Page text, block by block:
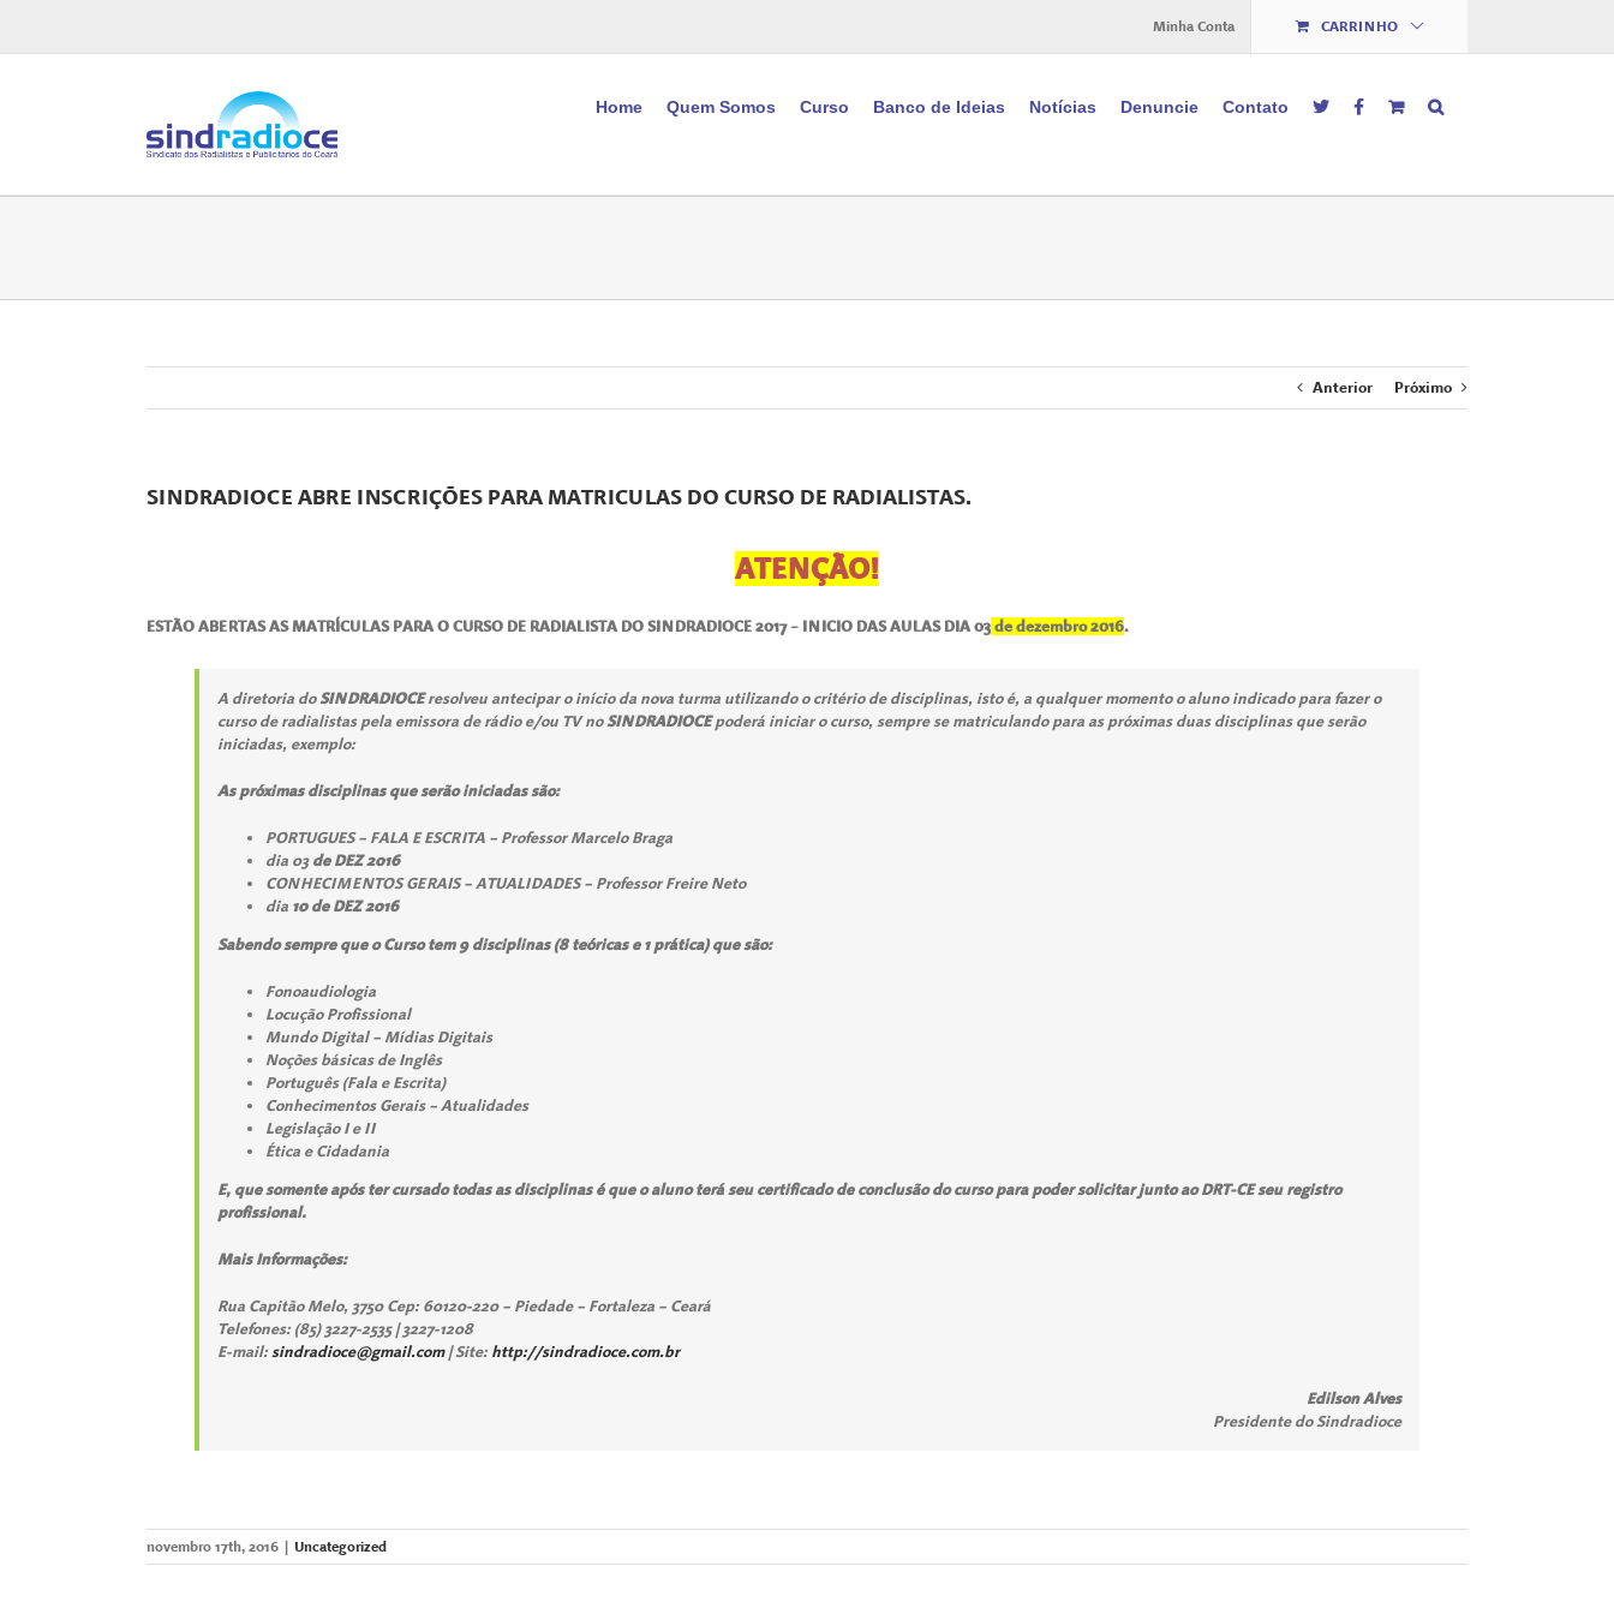
o
Minha Conta CARRINHO
Home Quem Somos Curso Banco de Ideias Notícias Denuncie Contato
Anterior Próximo
SINDRADIOCE ABRE INSCRIÇÕES PARA MATRICULAS DO CURSO DE RADIALISTAS.
ATENÇÃO!
ESTÃO ABERTAS AS MATRÍCULAS PARA O CURSO DE RADIALISTA DO SINDRADIOCE 2017 – INICIO DAS AULAS DIA 03 de dezembro 2016.
A diretoria do SINDRADIOCEresolveu antecipar o início da nova turma utilizando o critério de disciplinas, isto é, a qualquer momento o aluno indicado para fazer o
curso de radialistas pela emissora de rádio e/ou TV no SINDRADIOCEpoderá iniciar o curso, sempre se matriculando para as próximas duas disciplinas que serão
iniciadas, exemplo:
As próximas disciplinas que serão iniciadas são:
PORTUGUES – FALA E ESCRITA – Professor Marcelo Braga
dia 03de DEZ 2016
CONHECIMENTOS GERAIS – ATUALIDADES – Professor Freire Neto
dia 10 de DEZ 2016
Sabendo sempre que o Curso tem 9 disciplinas (8 teóricas e 1 prática) que são:
Fonoaudiologia
Locução Profissional
Mundo Digital – Mídias Digitais
Noções básicas de Inglês
Português (Fala e Escrita)
Conhecimentos Gerais – Atualidades
Legislação I e II
Ética e Cidadania
E, que somente após ter cursado todas as disciplinas é que o aluno terá seu certificado de conclusão do curso para poder solicitar junto ao DRT-CE seu registro
profissional.
Mais Informações:
Rua Capitão Melo, 3750 Cep: 60120-220 – Piedade – Fortaleza – Ceará
Telefones: (85) 3227-2535 | 3227-1208
E-mail: sindradioce@gmail.com| Site: http://sindradioce.com.br
Edilson Alves
Presidente do Sindradioce
novembro 17th, 2016 Uncategorized